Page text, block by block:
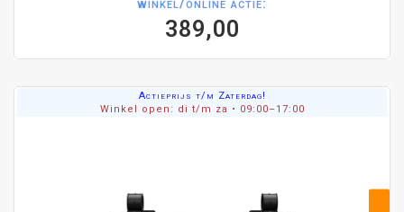
winkel/online actie:
389,00
Actieprijs t/m Zaterdag!
Winkel open: di t/m za • 09:00–17:00